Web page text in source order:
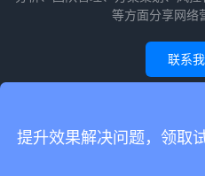
等方面分享网络
联系
© 2010-2026赵阳竞价培训-厚昌教育
地
提升效果解决问题，领取